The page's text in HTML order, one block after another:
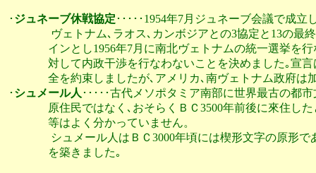
･ ジュネーブ休戦協定 ･････1954年7月ジュネーブ会議で成
ヴェトナム､ラオス､カンボジアとの3協定と13の
インとし1956年7月に南北ヴェトナムの統一選挙
対して内政干渉を行なわないことを決めました｡
全を約束しましたが､アメリカ､南ヴェ
･ シュメール人 ･････古代メソポタミア南部に世界最古の都
原住民ではなく､おそらくＢＣ3500年前後に來住
               等はよく分かっていません。
シュメール人はＢＣ3000年頃には楔形文字の原
               を築きました｡